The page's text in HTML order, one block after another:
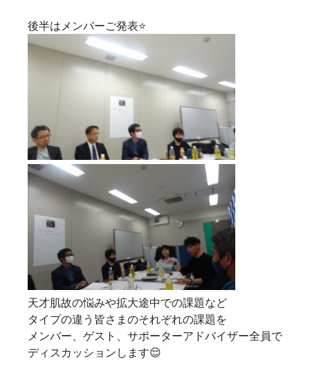
後半はメンバーご発表⭐
天才肌故の悩みや拡大途中での課題など
タイプの違う皆さまのそれぞれの課題を
メンバー、ゲスト、サポーターアドバイザー全員で
ディスカッションします😌